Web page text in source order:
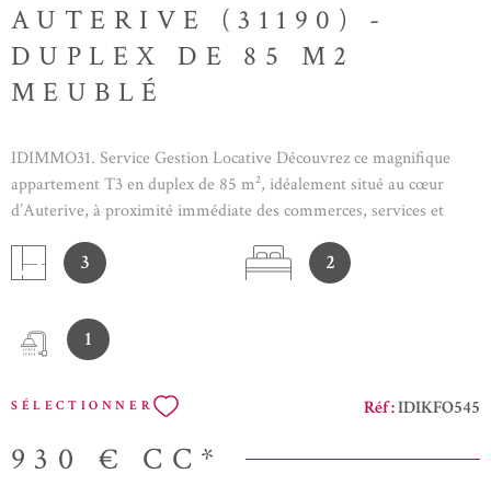
AUTERIVE (31190) -
DUPLEX DE 85 M2
MEUBLÉ
IDIMMO31. Service Gestion Locative Découvrez ce magnifique
appartement T3 en duplex de 85 m², idéalement situé au cœur
d’Auterive, à proximité immédiate des commerces, services et
transports. Entièrement rénové avec soin, ce bien séduit par ses
beaux volumes, sa luminosité exceptionnelle et son atmosphère à la
fois élégante, chaleureuse et moderne. Situé dans un immeuble
intimiste et sécurisé composé de seulement deux appartements, il
offre un cadre de vie privilégié. L’entrée se fait au premier étage.
Sur ce niveau vous retrouverez l'espace nuit. Cet espace comprend
deux chambres confortablement aménagées : Une chambre
parentale avec lit double de 160 cm et dressing. Une seconde
chambre équipée d’un lit de 140 cm et d’un dressing. À l’étage
supérieur, vous découvrirez une superbe pièce de vie de 45 m²
3 2
1
SÉLECTIONNER Réf :IDIKFO545
930 € CC*